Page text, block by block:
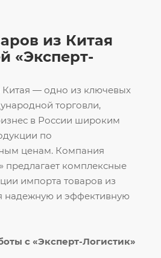
Китая — одно из ключевых
торговли,
в России широким
по
ценам. Компания
предлагает комплексные
импорта товаров из
надежную и эффективную
с «Эксперт-Логистик»
из Китая
«Эксперт-